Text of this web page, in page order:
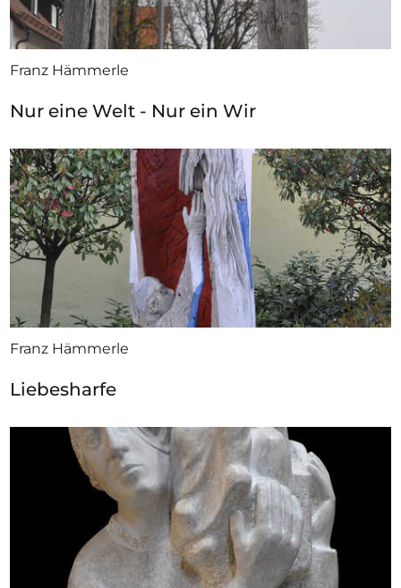
Franz Hämmerle
Nur eine Welt - Nur ein Wir
Franz Hämmerle
Liebesharfe